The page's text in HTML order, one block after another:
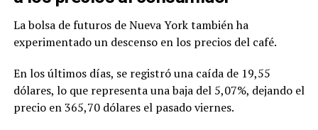
La bolsa de futuros de Nueva York también ha
experimentado un descenso en los precios del café.
En los últimos días, se registró una caída de 19,55
dólares, lo que representa una baja del 5,07%, dejando el
precio en 365,70 dólares el pasado viernes.